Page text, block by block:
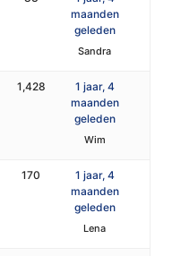
maanden
geleden
Sandra
1,428
1 jaar, 4
maanden
geleden
Wim
170
1 jaar, 4
maanden
geleden
Lena